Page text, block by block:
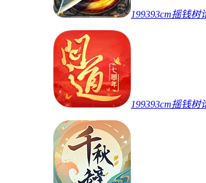
199393cm摇钱树
199393cm摇钱树